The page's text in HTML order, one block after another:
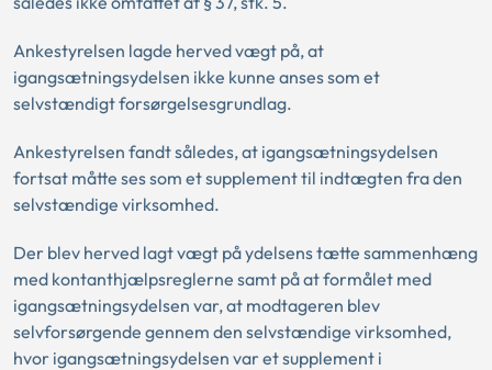
Ankestyrelsen lagde herved vægt på, at
igangsætningsydelsen ikke kunne anses som et
selvstændigt forsørgelsesgrundlag.
Ankestyrelsen fandt således, at igangsætningsydelsen
fortsat måtte ses som et supplement til indtægten fra den
selvstændige virksomhed.
Der blev herved lagt vægt på ydelsens tætte sammenhæng
med kontanthjælpsreglerne samt på at formålet med
igangsætningsydelsen var, at modtageren blev
selvforsørgende gennem den selvstændige virksomhed,
hvor igangsætningsydelsen var et supplement i